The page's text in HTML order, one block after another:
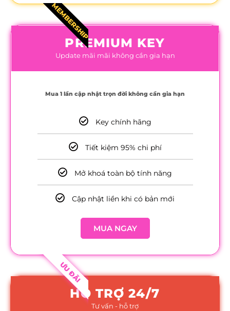
MEMBERSHIP
PREMIUM KEY
Update mãi mãi không cần gia hạn
Mua 1 lần cập nhật trọn đời không cần gia hạn
Key chính hãng
Tiết kiệm 95% chi phí
Mở khoá toàn bộ tính năng
Cập nhật liền khi có bản mới
MUA NGAY
ƯU ĐÃI
HỖ TRỢ 24/7
Tư vấn - hỗ trợ